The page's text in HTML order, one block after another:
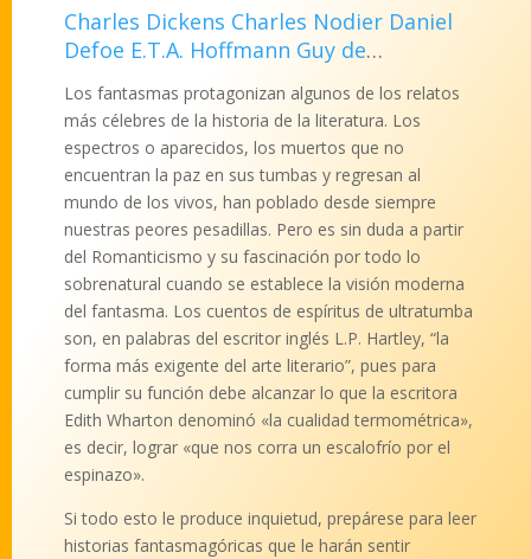
Charles Dickens Charles Nodier Daniel
Defoe E.T.A. Hoffmann Guy de
QuirogaJoseph Sheridan Le FanuWalter
Scott
Los fantasmas protagonizan algunos de los relatos
más célebres de la historia de la literatura. Los
espectros o aparecidos, los muertos que no
encuentran la paz en sus tumbas y regresan al
mundo de los vivos, han poblado desde siempre
nuestras peores pesadillas. Pero es sin duda a partir
del Romanticismo y su fascinación por todo lo
sobrenatural cuando se establece la visión moderna
del fantasma. Los cuentos de espíritus de ultratumba
son, en palabras del escritor inglés L.P. Hartley, “la
forma más exigente del arte literario”, pues para
cumplir su función debe alcanzar lo que la escritora
Edith Wharton denominó «la cualidad termométrica»,
es decir, lograr «que nos corra un escalofrío por el
espinazo».
Si todo esto le produce inquietud, prepárese para leer
historias fantasmagóricas que le harán sentir